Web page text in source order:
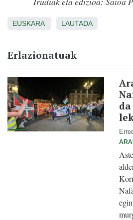
EUSKARA LAUTADA
Erlazionatuak